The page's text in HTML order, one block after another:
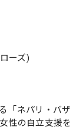
ーズ)
「ネパリ・バザ
性の自立支援を